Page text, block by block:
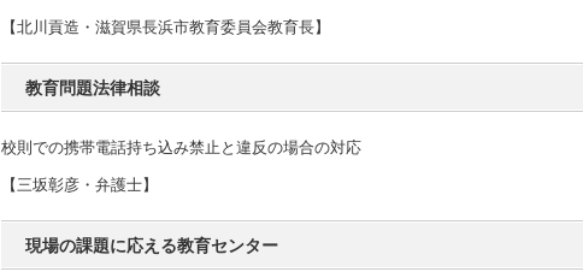
【北川貢造・滋賀県長浜市教育委員会教育長】
教育問題法律相談
校則での携帯電話持ち込み禁止と違反の場合の対応
【三坂彰彦・弁護士】
現場の課題に応える教育センター